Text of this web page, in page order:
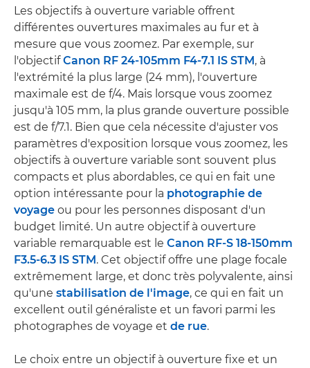
Les objectifs à ouverture variable offrent
différentes ouvertures maximales au fur et à
mesure que vous zoomez. Par exemple, sur
l'objectifCanon RF 24-105mm F4-7.1 IS STM, à
l'extrémité la plus large (24 mm), l'ouverture
maximale est de f/4. Mais lorsque vous zoomez
jusqu'à 105 mm, la plus grande ouverture possible
est de f/7.1. Bien que cela nécessite d'ajuster vos
paramètres d'exposition lorsque vous zoomez, les
objectifs à ouverture variable sont souvent plus
compacts et plus abordables, ce qui en fait une
option intéressante pour la photographie de
voyage ou pour les personnes disposant d'un
budget limité. Un autre objectif à ouverture
variable remarquable est le Canon RF-S 18-150mm
F3.5-6.3 IS STM. Cet objectif offre une plage focale
extrêmement large, et donc très polyvalente, ainsi
qu'une stabilisation de l'image, ce qui en fait un
excellent outil généraliste et un favori parmi les
photographes de voyage et de rue.
Le choix entre un objectif à ouverture fixe et un